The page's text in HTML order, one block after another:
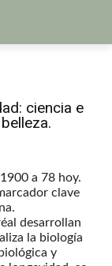
ciencia e
a 78 hoy.
clave
desarrollan
la biología
y